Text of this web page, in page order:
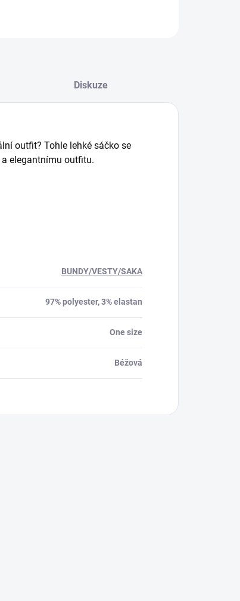
Diskuze
outfit? Tohle lehké sáčko se
elegantnímu outfitu.
BUNDY/VESTY/SAKA
97% polyester, 3% elastan
One size
Béžová